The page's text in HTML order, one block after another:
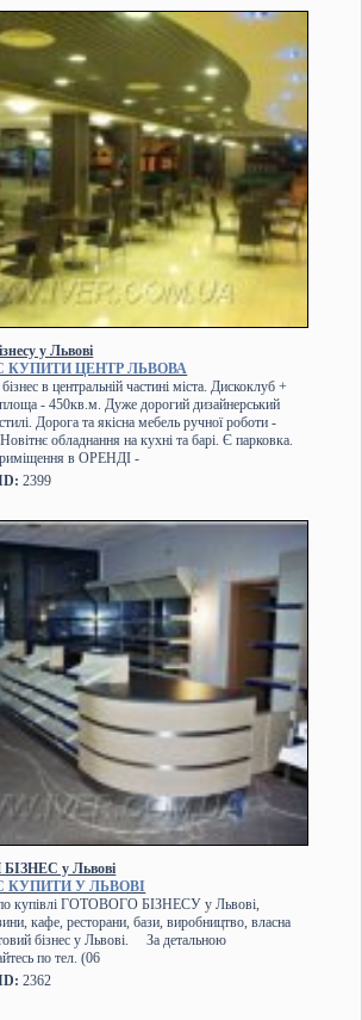
у Львові
КУПИТИ ЦЕНТР ЛЬВОВА
в центральній частині міста. Дискоклуб +
площа - 450кв.м. Дуже дорогий дизайнерський
Дорога та якісна мебель ручної роботи -
обладнання на кухні та барі. Є парковка.
в ОРЕНДІ -
2399
у Львові
КУПИТИ У ЛЬВОВІ
по купівлі ГОТОВОГО БІЗНЕСУ у Львові,
кафе, ресторани, бази, виробництво, власна
бізнес у Львові. За детальною
по тел. (06
2362